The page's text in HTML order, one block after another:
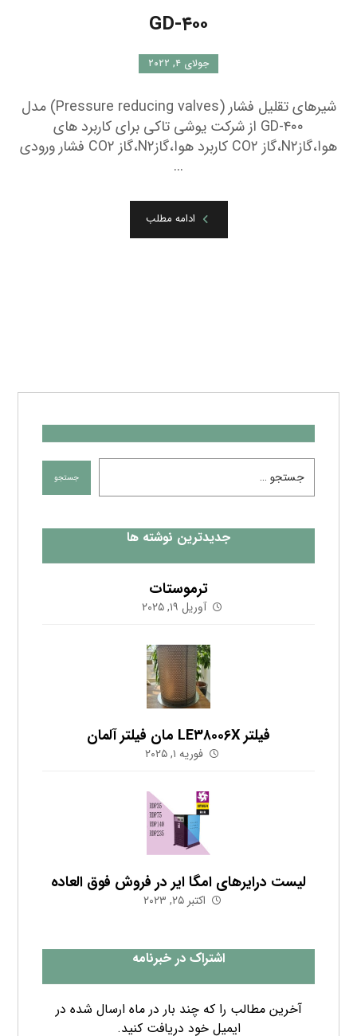
GD-۴۰۰
جولای ۴, ۲۰۲۲
شیرهای تقلیل فشار (Pressure reducing valves) مدل
GD-۴۰۰ از شرکت یوشی تاکی برای کاربرد های
هوا،گازN۲،گاز CO۲ کاربرد هوا،گازN۲،گاز CO۲ فشار ورودی
...
ادامه مطلب
جدیدترین نوشته ها
ترموستات
آوریل ۱۹, ۲۰۲۵
فیلتر LE۳۸۰۰۶X مان فیلتر آلمان
فوریه ۱, ۲۰۲۵
لیست درایرهای امگا ایر در فروش فوق العاده
اکتبر ۲۵, ۲۰۲۳
اشتراک در خبرنامه
آخرین مطالب را که چند بار در ماه ارسال شده در
ایمیل خود دریافت کنید.